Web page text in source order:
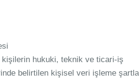
hukuki, teknik ve ticari-iş
belirtilen kişisel veri işleme